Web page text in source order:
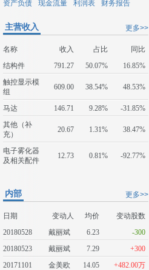
资产负债 现金流量 利润表 财务报告
更多>>
主营收入
名称 收入 占比
同比
结构件
791.27 50.07%
16.85%
触控显示模
组
609.00 38.54% 48.53%
马达 146.71 9.28%
-31.85%
其他（补
充）
20.67 1.31% 38.47%
电子雾化器
及相关配件
12.73 0.81% -92.77%
更多>>
内部
日期 变动人 均价
变动股数
20180528
戴丽斌 6.23
-300
20180523
戴丽斌 7.29
+300
20171101
金美欧 14.05
+482.00万